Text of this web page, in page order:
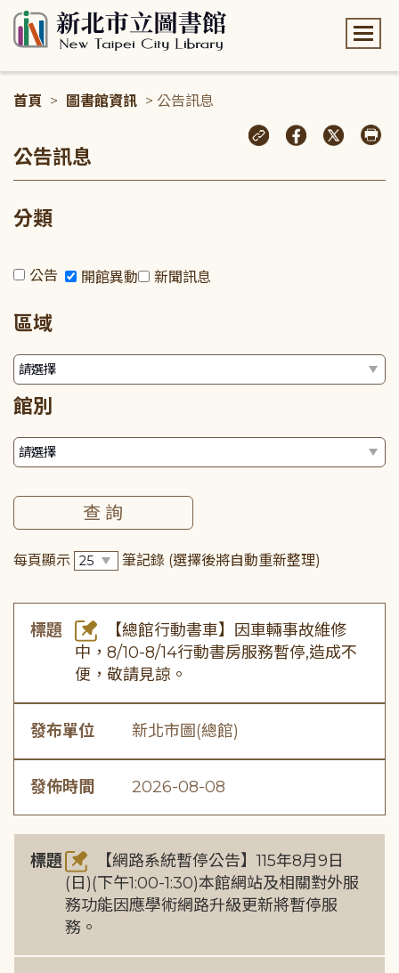
首頁 > 圖書館資訊 > 公告訊息
公告訊息
分類
公告 開館異動 新聞訊息
區域
館別
每頁顯示 筆記錄 (選擇後將自動重新整理)
標題
【總館行動書車】因車輛事故維修
中，8/10-8/14行動書房服務暫停,造成不
便，敬請見諒。
發布單位 新北市圖(總館)
發佈時間 2026-08-08
標題
【網路系統暫停公告】115年8月9日
(日)(下午1:00-1:30)本館網站及相關對外服
務功能因應學術網路升級更新將暫停服
務。